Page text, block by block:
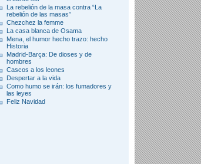
La rebelión de la masa contra “La
rebelión de las masas”
Chezchez la femme
La casa blanca de Osama
Mena, el humor hecho trazo: hecho
Historia
Madrid-Barça: De dioses y de
hombres
Cascos a los leones
Despertar a la vida
Como humo se irán: los fumadores y
las leyes
Feliz Navidad